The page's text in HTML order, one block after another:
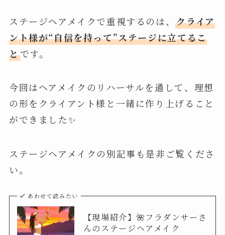
ステージヘアメイクで重視するのは、クライア
ント様が“自信を持って”ステージに立てるこ
とです。
今回はヘアメイクのリハーサルを通して、理想
の形をクライアント様と一緒に作り上げること
ができました✨
ステージヘアメイクの別記事も是非ご覧くださ
い。
あわせて読みたい
【現場紹介】🌺フラダンサーさ
んのステージヘアメイク